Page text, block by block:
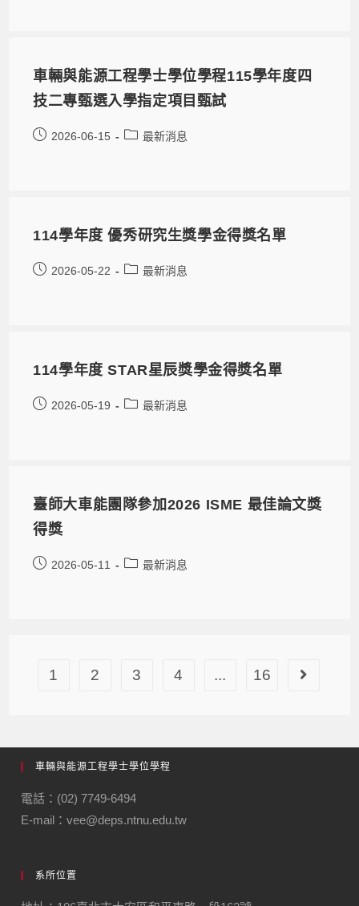
車輛與能源工程學士學位學程115學年度四
技二專甄選入學指定項目甄試
2026-06-15 最新消息
114學年度 優秀研究生獎學金得獎名單
2026-05-22 最新消息
114學年度 STAR星辰獎學金得獎名單
2026-05-19 最新消息
臺師大車能團隊參加2026 ISME 最佳論文獎
得獎
2026-05-11 最新消息
1 2 3 4 ... 16
車輛與能源工程學士學位學程
電話：(02) 7749-6494
E-mail：vee@deps.ntnu.edu.tw
系所位置